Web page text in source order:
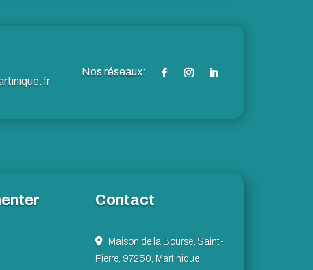
Contact
Maison de la Bourse, Saint-
Pierre, 97250, Martinique